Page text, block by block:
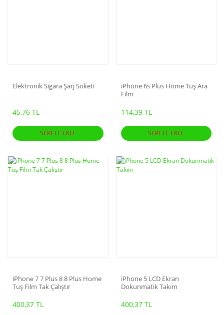
Elektronik Sigara Şarj Soketi
45,76 TL
SEPETE EKLE
iPhone 6s Plus Home Tuş Ara
Film
114,39 TL
SEPETE EKLE
iPhone 7 7 Plus 8 8 Plus Home
Tuş Film Tak Çalıştır
400,37 TL
iPhone 5 LCD Ekran
Dokunmatik Takım
400,37 TL